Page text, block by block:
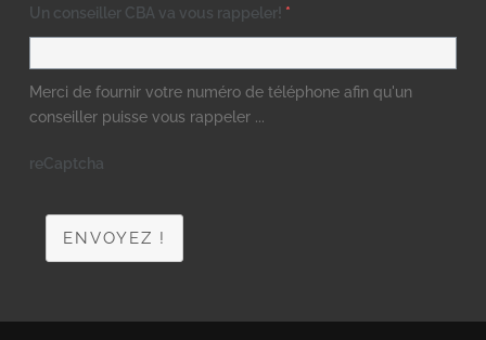
Un conseiller CBA va vous rappeler! *
Merci de fournir votre numéro de téléphone afin qu'un
conseiller puisse vous rappeler ...
reCaptcha
ENVOYEZ !